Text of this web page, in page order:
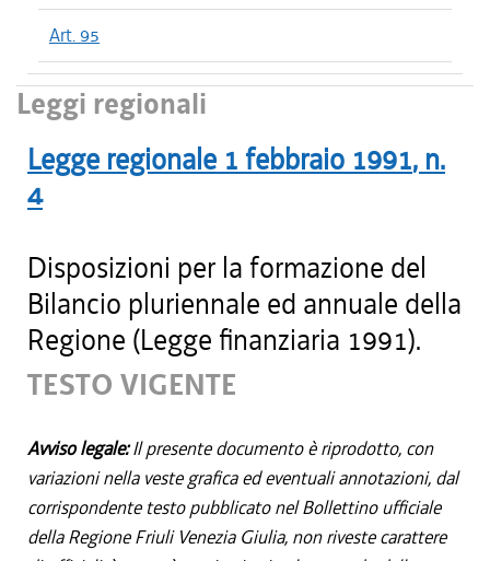
Art. 95
Leggi regionali
Legge regionale 1 febbraio 1991, n.
4
Disposizioni per la formazione del
Bilancio pluriennale ed annuale della
Regione (Legge finanziaria 1991).
TESTO VIGENTE
Avviso legale:Il presente documento è riprodotto, con
variazioni nella veste grafica ed eventuali annotazioni, dal
corrispondente testo pubblicato nel Bollettino ufficiale
della Regione Friuli Venezia Giulia, non riveste carattere